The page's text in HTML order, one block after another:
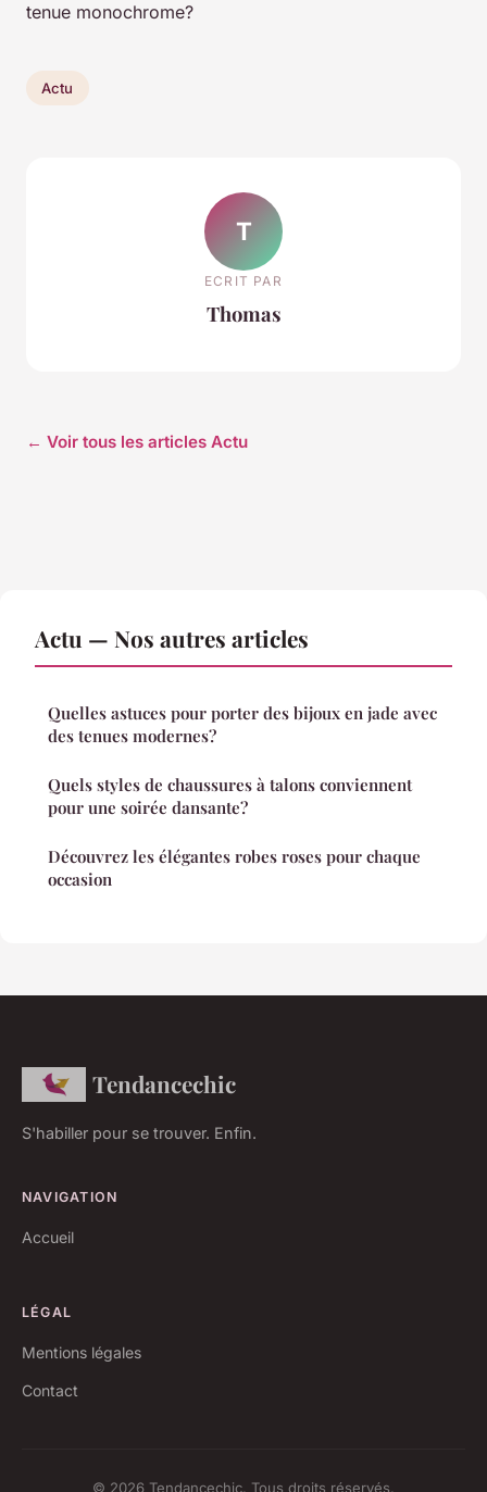
tenue monochrome?
Actu
T
ECRIT PAR
Thomas
← Voir tous les articles Actu
Actu — Nos autres articles
Quelles astuces pour porter des bijoux en jade avec
des tenues modernes?
Quels styles de chaussures à talons conviennent
pour une soirée dansante?
Découvrez les élégantes robes roses pour chaque
occasion
Tendancechic
S'habiller pour se trouver. Enfin.
NAVIGATION
Accueil
LÉGAL
Mentions légales
Contact
© 2026 Tendancechic. Tous droits réservés.